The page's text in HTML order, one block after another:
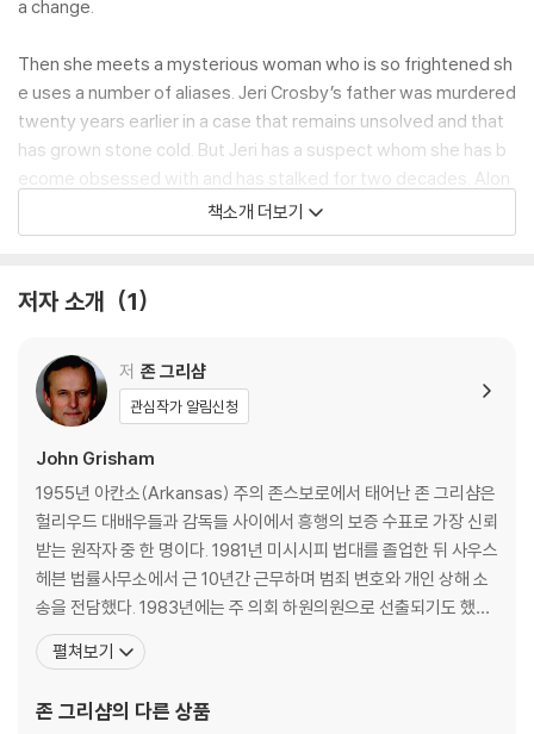
a change.
Then she meets a mysterious woman who is so frightened sh
e uses a number of aliases. Jeri Crosby’s father was murdered
twenty years earlier in a case that remains unsolved and that
has grown stone cold. But Jeri has a suspect whom she has b
ecome obsessed with and has stalked for two decades. Alon
g the way, she has discovered other victims.
patient, and always one step ahead of law enforcement. He is
e procedure, and most important: he knows the law.
He is a judge, in Florida—under Lacy’s jurisdiction.
But the man keeps a record of all his victims and targets, peo
ple unlucky enough to have crossed his path and wronged him
in some way. Lacy must work to take him down, while someho
w keeping her name off his list.
책소개 더보기
저자 소개 1
저 존 그리샴
관심작가 알림신청
John Grisham
1955년 아칸소(Arkansas) 주의 존스보로에서 태어난 존 그리샴은
헐리우드 대배우들과 감독들 사이에서 흥행의 보증 수표로 가장 신뢰
받는 원작자 중 한 명이다. 1981년 미시시피 법대를 졸업한 뒤 사우스
헤븐 법률사무소에서 근 10년간 근무하며 범죄 변호와 개인 상해 소
송을 전담했다. 1983년에는 주 의회 하원의원으로 선출되기도 했다.
그는 미국 남부의 테네시 주에서 평범한 변호사 생활을 하던 중 소설
가로 변신했다. 어렸을 때 꿈은 또래의 그 모든 아이들처럼 메이저리
한 경력을 쌓기에는 스포츠를 전문적으로 감당
펼쳐보기
존 그리샴의 다른 상품